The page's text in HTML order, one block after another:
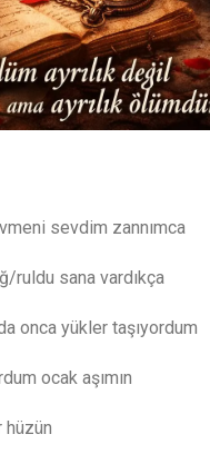
sevdim zannımca
ruldu sana vardıkça
onca yükler taşıyordum
ocak aşımın